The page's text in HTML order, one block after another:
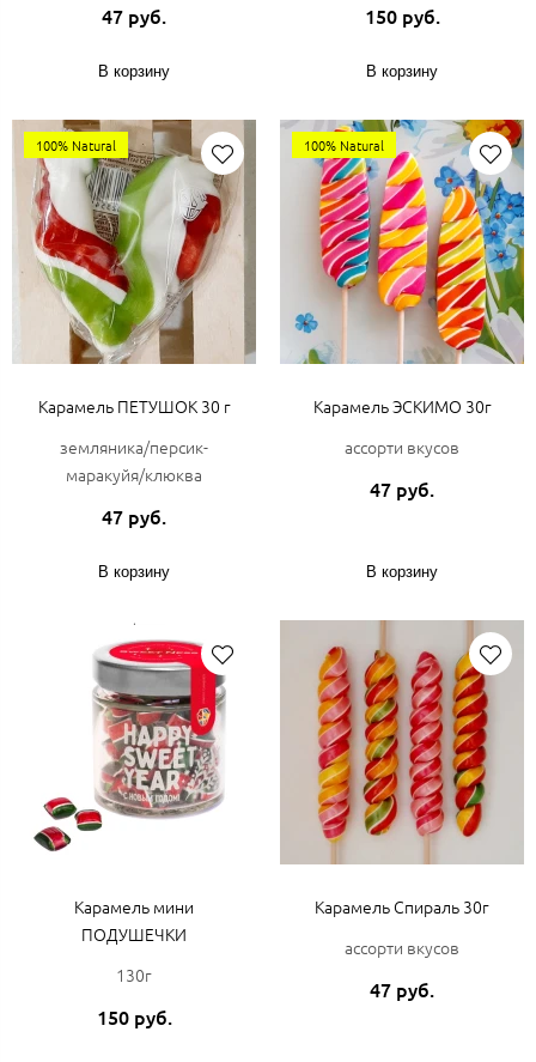
47 руб.
В корзину
150 руб.
В корзину
100% Natural
Карамель ПЕТУШОК 30 г
земляника/персик-
маракуйя/клюква
47 руб.
В корзину
100% Natural
Карамель ЭСКИМО 30г
ассорти вкусов
47 руб.
В корзину
Карамель мини
ПОДУШЕЧКИ
130г
150 руб.
Карамель Спираль 30г
ассорти вкусов
47 руб.